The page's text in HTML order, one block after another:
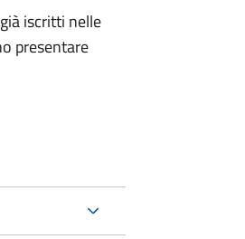
iscritti nelle
presentare